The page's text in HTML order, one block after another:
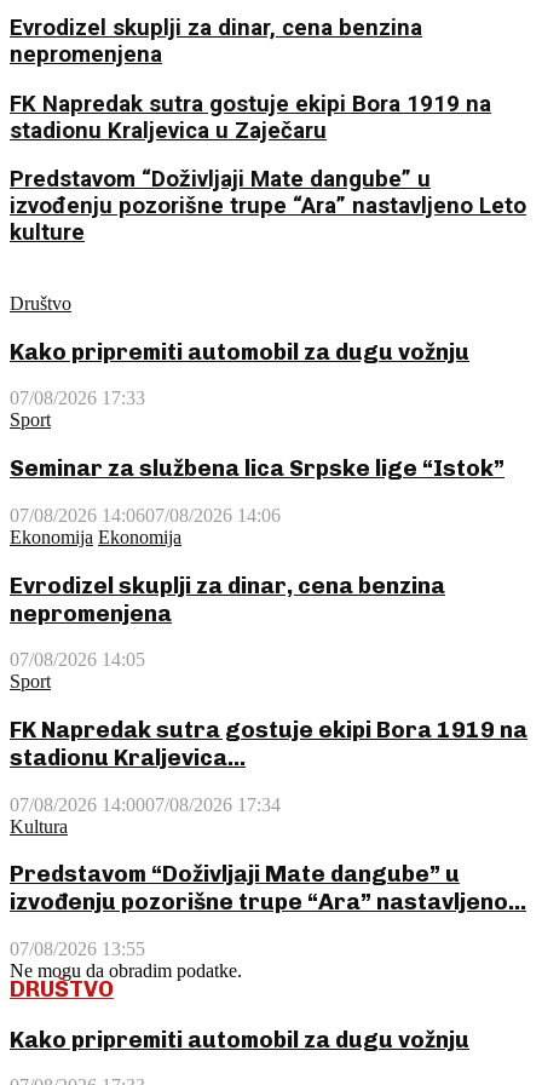
Evrodizel skuplji za dinar, cena benzina
nepromenjena
FK Napredak sutra gostuje ekipi Bora 1919 na
stadionu Kraljevica u Zaječaru
Predstavom “Doživljaji Mate dangube” u
izvođenju pozorišne trupe “Ara” nastavljeno Leto
kulture
Društvo
Kako pripremiti automobil za dugu vožnju
07/08/2026 17:33
Sport
Seminar za službena lica Srpske lige “Istok”
07/08/2026 14:0607/08/2026 14:06
Ekonomija Ekonomija
Evrodizel skuplji za dinar, cena benzina
nepromenjena
07/08/2026 14:05
Sport
FK Napredak sutra gostuje ekipi Bora 1919 na
stadionu Kraljevica...
07/08/2026 14:0007/08/2026 17:34
Kultura
Predstavom “Doživljaji Mate dangube” u
izvođenju pozorišne trupe “Ara” nastavljeno...
07/08/2026 13:55
Ne mogu da obradim podatke.
DRUŠTVO
Kako pripremiti automobil za dugu vožnju